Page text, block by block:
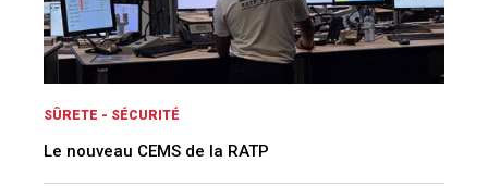
SÛRETE - SÉCURITÉ
Le nouveau CEMS de la RATP